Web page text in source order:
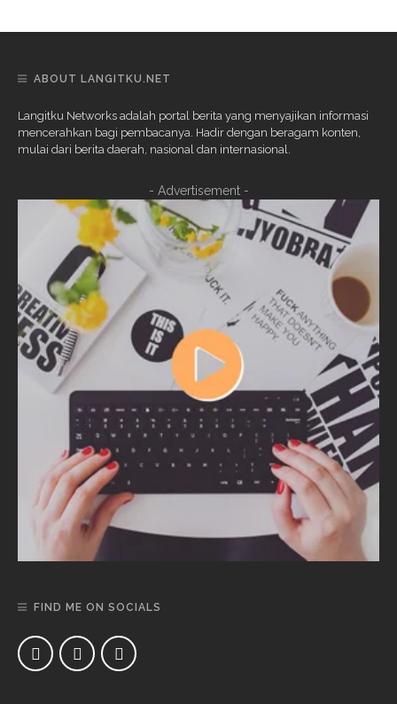
ABOUT LANGITKU.NET
Langitku Networks adalah portal berita yang menyajikan informasi
mencerahkan bagi pembacanya. Hadir dengan beragam konten,
mulai dari berita daerah, nasional dan internasional.
- Advertisement -
FIND ME ON SOCIALS